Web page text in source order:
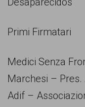
Primi Firmatari
Medici Senza
Marchesi –
Adif –